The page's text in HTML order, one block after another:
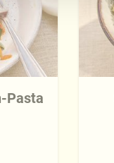
Pasta